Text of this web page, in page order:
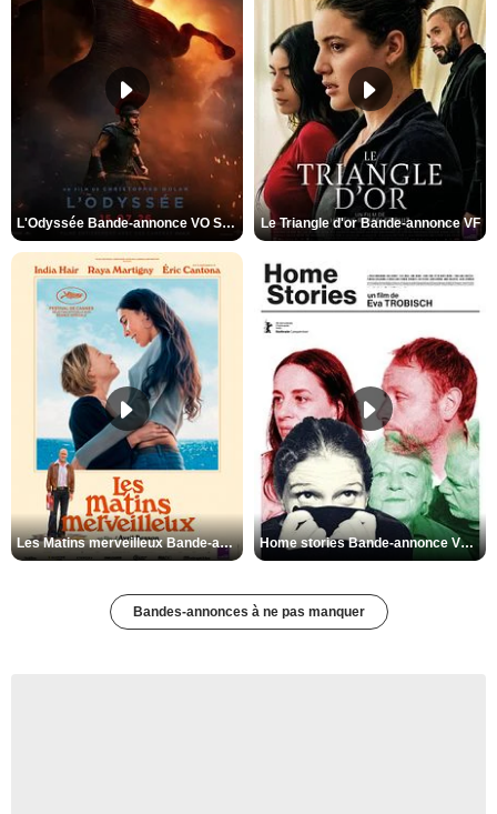
L'Odyssée Bande-annonce VO STFR Le Triangle d'or Bande-annonce VF
Les Matins merveilleux Bande-annonce VF Home stories Bande-annonce VO STFR
Bandes-annonces à ne pas manquer